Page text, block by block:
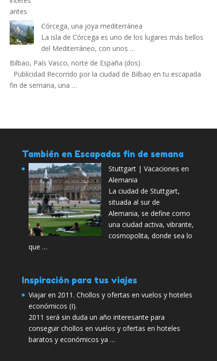
Córcega, una joya mediterránea
La isla de Córcega es uno de los lugares más bellos
del Mediterráneo, con unos …
Bilbao, País Vasco, norte de España (dos)
Publicidad Recorrido por la ciudad de Bilbao en tu escapada
fin de semana, una …
También en Escapadas fin de semana
Stuttgart | Vacaciones en
Alemania
La ciudad de Stuttgart,
situada al sur de
Alemania, se define como
una ciudad activa, vibrante,
cosmopolita, donde sea lo
que …
Inspiración para tus viajes
Viajar en 2011. Chollos y ofertas en vuelos y hoteles
económicos (I).
2011 será sin duda un año interesante para
conseguir chollos en vuelos y ofertas en hoteles
baratos y económicos ya …